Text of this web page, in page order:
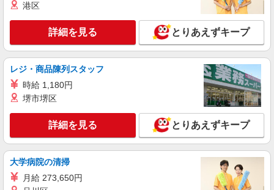
+゜ 入社祝い金10万円支給(規定有) お友達を紹介
頂くと, インセンティブ支給(規定有) ★月2回払
い・週払い可能（規程有）★ ゜・。○。・゜
+゜・。○。・゜+゜
東京都板橋区のsoftbankショップ
キープ 詳細を見る
派遣社員 紹介予定派遣
株式会社シエロ
【softbank】人気機種に詳しくなれる携帯販
売
月給25万円〜（固定残業代30h分・47150円含
む/超過分は別途支給） ※残業代支給 ★交通費別
途支給（規定あり） ゜+゜・。○。・゜+゜・。
○。・゜+゜ 入社祝い金10万円支給(規定有) お友達
を紹介頂くと, インセンティブ支給(規定有) ゜・。
○。・゜+゜・。○。・゜+゜
東京都板橋区のsoftbankショップ
キープ 詳細を見る
港区
詳細を見る とりあえずキープ
レジ・商品陳列スタッフ
時給 1,180円
堺市堺区
詳細を見る とりあえずキープ
大学病院の清掃
月給 273,650円